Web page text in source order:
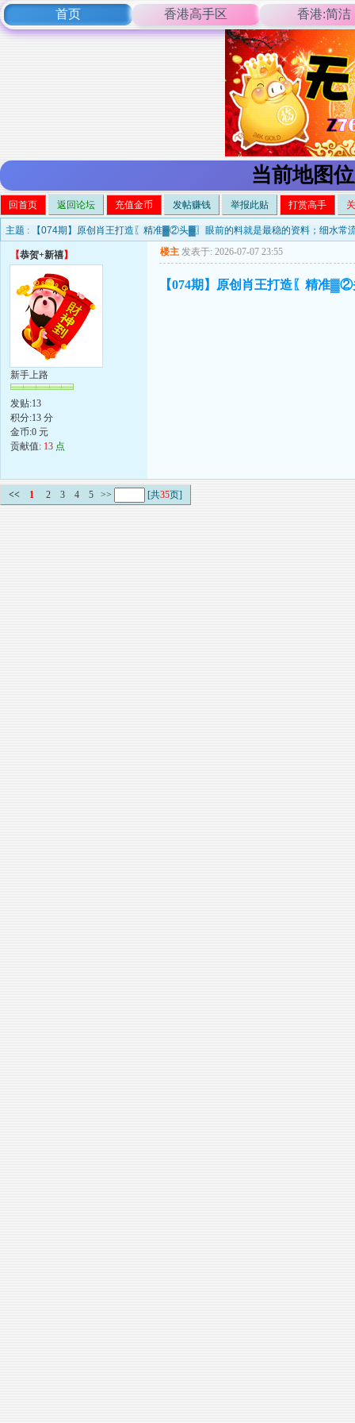
首页 香港高手区 香港:简洁
当前地图
回首页 返回论坛 充值金币 发帖赚钱 举报此贴 打赏高手
主题 : 【074期】原创肖王打造〖精准▓②头▓〗眼前的料就是最稳的资料；细水常
【恭贺+新禧】
新手上路
发贴:13
积分:13 分
金币:0 元
贡献值: 13 点
楼主 发表于: 2026-07-07 23:55
【074期】原创肖王打造〖精准
<< 1 2 3 4 5 >> [共35页]